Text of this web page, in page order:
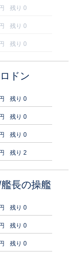
残り 0
残り 0
残り 0
ドン
残り 0
残り 0
残り 0
残り 2
長の操艦
残り 0
残り 0
残り 0